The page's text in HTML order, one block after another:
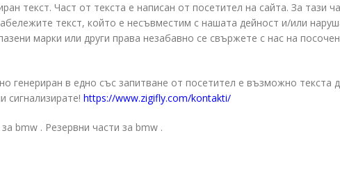
текст. Част от текста е написан от посетител на сайта. За тази
текст, който е несъвместим с нашата дейност и/или
марки или други права незабавно се свържете с нас на
генериран в едно със запитване от посетител е възможно текста
сигнализирате! https://www.zigifly.com/kontakti/
bmw . Резервни части за bmw .